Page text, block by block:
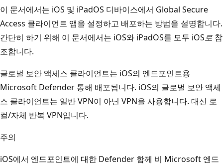
이 문서에서는 iOS 및 iPadOS 디바이스에서 Global Secure
Access 클라이언트 앱을 설정하고 배포하는 방법을 설명합니다.
간단히 하기 위해 이 문서에서는 iOS와 iPadOS를 모두 iOS로 참
조합니다.
글로벌 보안 액세스 클라이언트는 iOS의 엔드포인트용
Microsoft Defender 통해 배포됩니다. iOS의 글로벌 보안 액세
스 클라이언트는 일반 VPN이 아닌 VPN을 사용합니다. 대신 로
컬/자체 반복 VPN입니다.
주의
iOS에서 엔드포인트에 대한 Defender 함께 비 Microsoft 엔드